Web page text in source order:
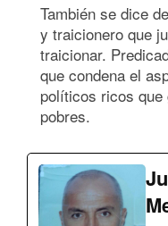
También se dice
y traicionero que
traicionar.
que condena el
políticos ricos que
pobres.